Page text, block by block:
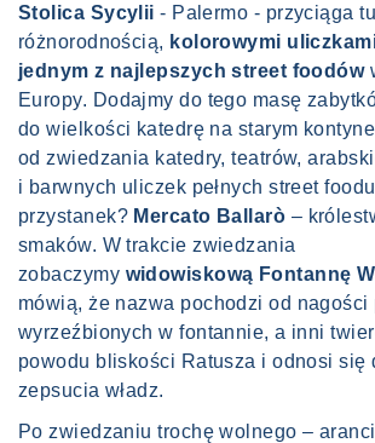
Stolica Sycylii- Palermo - przyciąga
różnorodnością, kolorowymi
jednym z najlepszych street foodów
Europy. Dodajmy do tego masę
do wielkości katedrę na starym
od zwiedzania katedry, teatrów,
i barwnych uliczek pełnych street
przystanek? Mercato Ballarò –
smaków. W trakcie zwiedzania
zobaczymy widowiskową Fontannę
mówią, że nazwa pochodzi od
wyrzeźbionych w fontannie, a inni
powodu bliskości Ratusza i odnosi się
zepsucia władz.
Po zwiedzaniu trochę wolnego –